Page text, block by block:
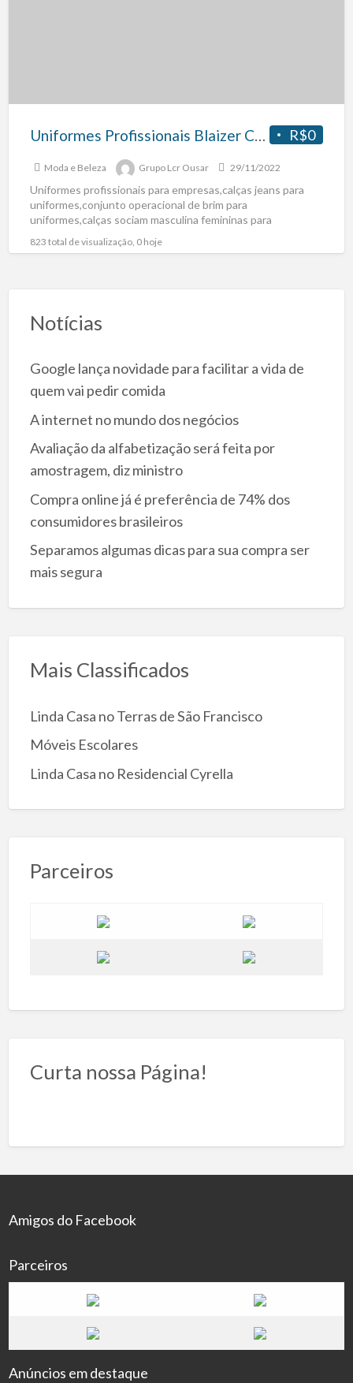
R$0
Uniformes Profissionais Blaizer Calças Camisas Bermudas Jeans Social Brim Oxford Confecção Fabrica Rj
Moda e Beleza Grupo Lcr Ousar 29/11/2022
Uniformes profissionais para empresas,calças jeans para
uniformes,conjunto operacional de brim para
uniformes,calças sociam masculina femininas para
uniformes profissionais para
823 total de visualização, 0 hoje
Notícias
Google lança novidade para facilitar a vida de
quem vai pedir comida
A internet no mundo dos negócios
Avaliação da alfabetização será feita por
amostragem, diz ministro
Compra online já é preferência de 74% dos
consumidores brasileiros
Separamos algumas dicas para sua compra ser
mais segura
Mais Classificados
Linda Casa no Terras de São Francisco
Móveis Escolares
Linda Casa no Residencial Cyrella
Parceiros
Curta nossa Página!
Amigos do Facebook
Parceiros
Anúncios em destaque